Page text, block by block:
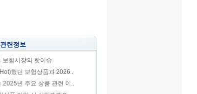
련정보
보험시장의 핫이슈
했던 보험상품과 2026..
2025년 주요 상품 관련 이..